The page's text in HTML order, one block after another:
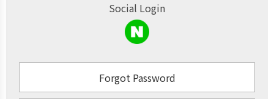
Social Login
Forgot Password